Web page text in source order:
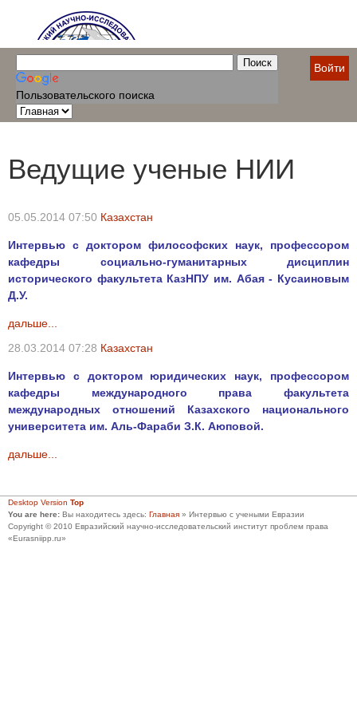
Пользовательского поиска
Войти
Ведущие ученые НИИ
05.05.2014 07:50 Казахстан
Интервью с доктором философских наук, профессором
кафедры социально-гуманитарных дисциплин
исторического факультета КазНПУ им. Абая - Кусаиновым
Д.У.
дальше...
28.03.2014 07:28 Казахстан
Интервью с доктором юридических наук, профессором
кафедры международного права факультета
международных отношений Казахского национального
университета им. Аль-Фараби З.К. Аюповой.
дальше...
Desktop Version Top
You are here: Вы находитесь здесь: Главная » Интервью с учеными Евразии
Copyright © 2010 Евразийский научно-исследовательский институт проблем права
«Eurasniipp.ru»